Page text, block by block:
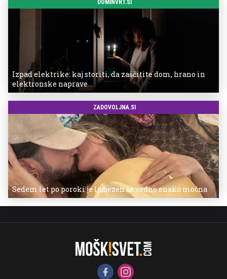
DOMINVRT.SI
Izpad elektrike: kaj storiti, da zaščitite dom, hrano in
elektronske naprave
ZADOVOLJNA.SI
Sedem let po poroki je ljubezen še vedno enako močna